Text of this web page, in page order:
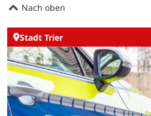
Nach oben
Stadt Trier